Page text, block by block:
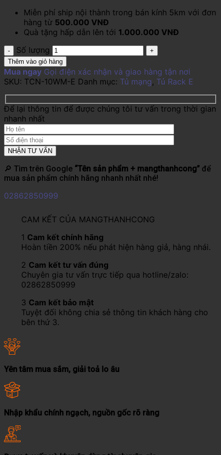
Miễn phí ship nội thành trong bán kính 5km với đơn
hàng từ 500.000 VNĐ
Quà tặng hấp dẫn lên tới 1.000.000 VNĐ
Số lượng
Thêm vào giỏ hàng
Mua ngay Gọi điện xác nhận và giao hàng tận nơi
SKU: TCN-10WM-E Danh mục: Tủ mạng, Tủ Rack E
Để lại thông tin để được chúng tôi tư vấn trong thời gian
nhanh nhất
🔎 Tìm trên Google “Tên sản phẩm + mangthanhcong” để
mua sản phẩm chính hãng nhanh nhất nhé!
02862850999
CAM KẾT CỦA MANGTHANHCONG
1 Cam kết chính hãng
Hoàn tiền 200% nếu phát hiện hàng giả, hàng nhái.
2 Cam kết tư vấn đúng
Chuyên gia tư vấn trực tiếp qua hotline/zalo:
02862850999
3 Cam kết bảo mật
Tuyệt đối không chia sẻ thông tin khách hàng cho
bên thứ 3.
Yên tâm mua sắm, giải toả lo âu
Nhập khẩu chính ngạch, nguồn gốc rõ ràng